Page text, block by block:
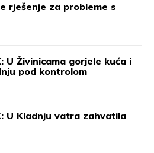
rješenje za probleme s
U Živinicama gorjele kuća i
pod kontrolom
U Kladnju vatra zahvatila